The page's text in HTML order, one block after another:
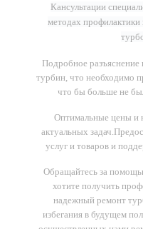
Кансультации
методах
Подробное разъяснение
турбин, что необходимо
что бы больше не
Оптимальные цены и
актуальных задач.
услуг и товаров и
Обращайтесь за
хотите получить
надежный ремонт
избегания в будущем